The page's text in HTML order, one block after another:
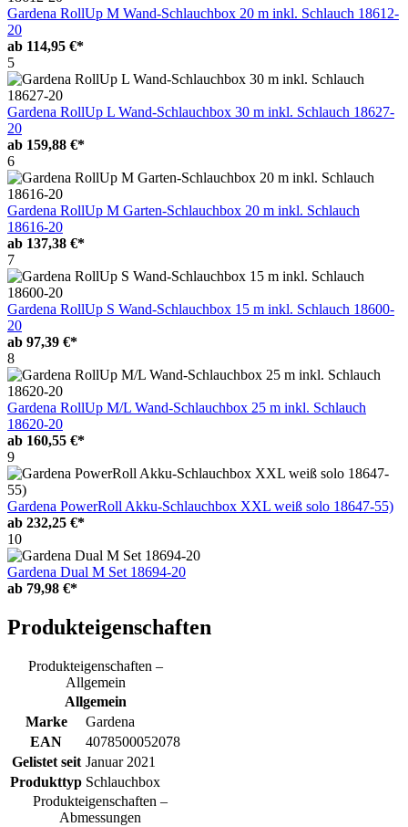
Gardena RollUp M Wand-Schlauchbox 20 m inkl. Schlauch 18612-
20
ab 114,95 €*
5
Gardena RollUp L Wand-Schlauchbox 30 m inkl. Schlauch 18627-
20
ab 159,88 €*
6
Gardena RollUp M Garten-Schlauchbox 20 m inkl. Schlauch
18616-20
ab 137,38 €*
7
Gardena RollUp S Wand-Schlauchbox 15 m inkl. Schlauch 18600-
20
ab 97,39 €*
8
Gardena RollUp M/L Wand-Schlauchbox 25 m inkl. Schlauch
18620-20
ab 160,55 €*
9
Gardena PowerRoll Akku-Schlauchbox XXL weiß solo 18647-55)
ab 232,25 €*
10
Gardena Dual M Set 18694-20
ab 79,98 €*
Produkteigenschaften
Produkteigenschaften –
Allgemein
Allgemein
Marke
Gardena
EAN
4078500052078
Gelistet seit Januar 2021
Produkttyp Schlauchbox
Produkteigenschaften –
Abmessungen